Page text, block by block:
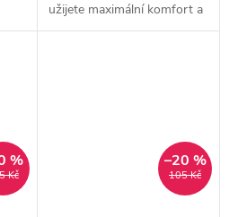
užijete maximální komfort a
teplo během zimních výprav
Kč
%
105 Kč
–20 %